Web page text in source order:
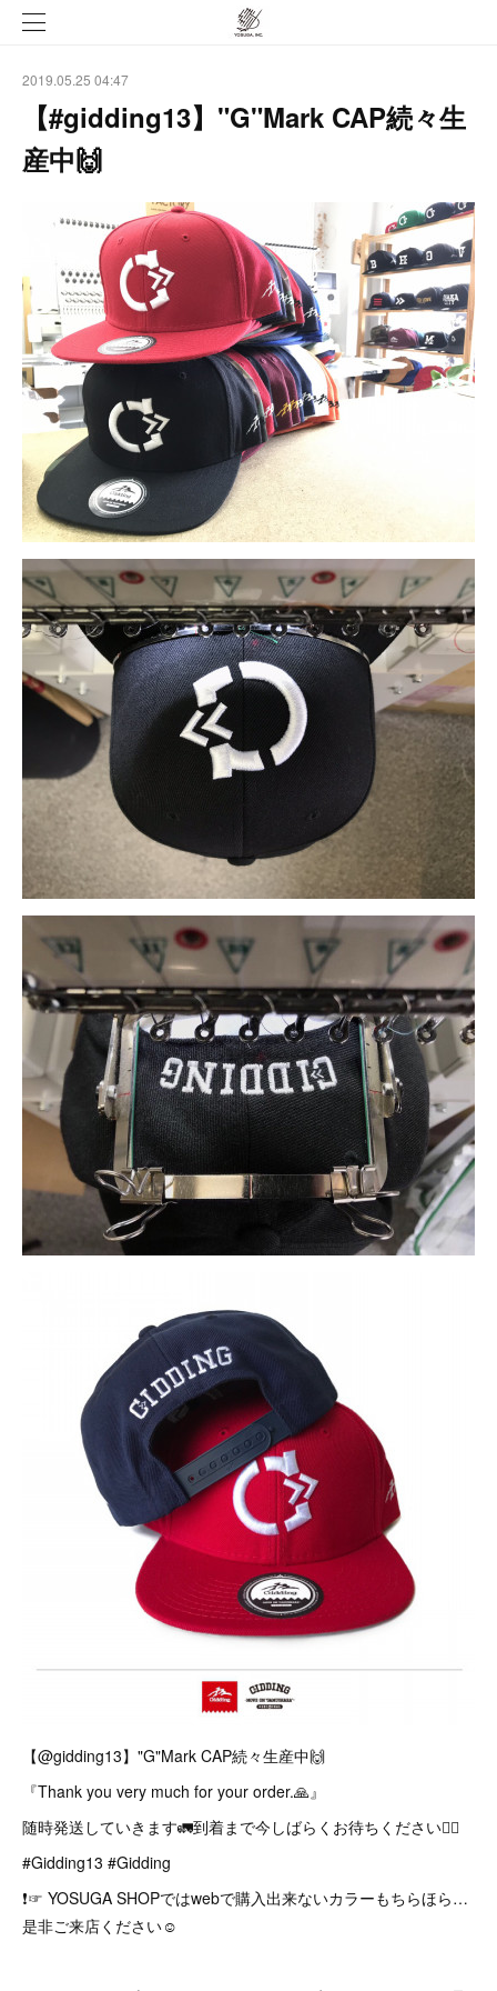
2019.05.25 04:47
【#gidding13】"G"Mark CAP続々生
産中🙌
【@gidding13】"G"Mark CAP続々生産中🙌
『Thank you very much for your order.🙏』
随時発送していきます🚛到着まで今しばらくお待ちください🙇‍♂️
#Gidding13 #Gidding
❗️☞ YOSUGA SHOPではwebで購入出来ないカラーもちらほら…
是非ご来店ください☺︎